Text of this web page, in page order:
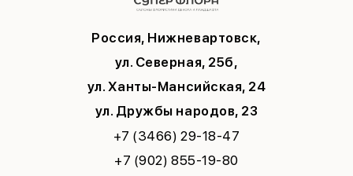
Россия, Нижневартовск,
ул. Северная, 25б,
ул. Ханты-Мансийская, 24
ул. Дружбы народов, 23
+7 (3466) 29-18-47
+7 (902) 855-19-80
Соглашение на рекламу